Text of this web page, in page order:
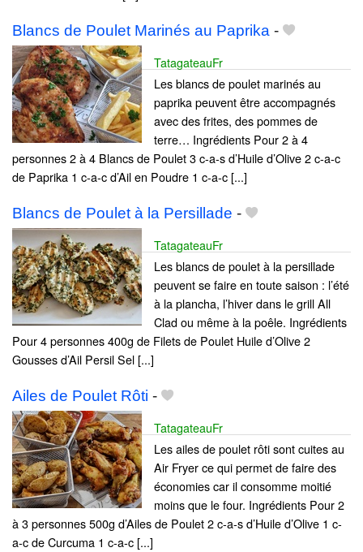
Blancs de Poulet Marinés au Paprika -
TatagateauFr
Les blancs de poulet marinés au
paprika peuvent être accompagnés
avec des frites, des pommes de
terre… Ingrédients Pour 2 à 4
personnes 2 à 4 Blancs de Poulet 3 c-a-s d’Huile d’Olive 2 c-a-c
de Paprika 1 c-a-c d’Ail en Poudre 1 c-a-c [...]
Blancs de Poulet à la Persillade -
TatagateauFr
Les blancs de poulet à la persillade
peuvent se faire en toute saison : l’été
à la plancha, l’hiver dans le grill All
Clad ou même à la poêle. Ingrédients
Pour 4 personnes 400g de Filets de Poulet Huile d’Olive 2
Gousses d’Ail Persil Sel [...]
Ailes de Poulet Rôti -
TatagateauFr
Les ailes de poulet rôti sont cuites au
Air Fryer ce qui permet de faire des
économies car il consomme moitié
moins que le four. Ingrédients Pour 2
à 3 personnes 500g d’Ailes de Poulet 2 c-a-s d’Huile d’Olive 1 c-
a-c de Curcuma 1 c-a-c [...]